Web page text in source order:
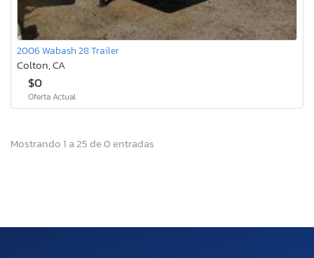
2006 Wabash 28 Trailer
Colton, CA
$0
Oferta Actual
Mostrando 1 a 25 de 0 entradas